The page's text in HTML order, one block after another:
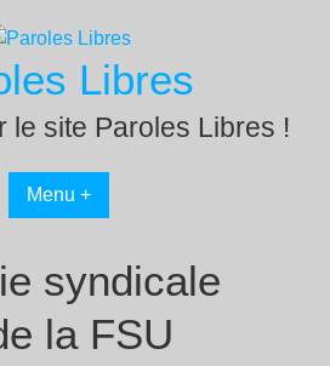
Libres
le site Paroles Libres !
Menu +
syndicale
la FSU